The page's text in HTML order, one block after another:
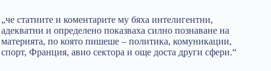
„че статиите и коментарите му бяха интелигентни,
адекватни и определено показваха силно познаване на
материята, по която пишеше – политика, комуникации,
спорт, Франция, авио сектора и още доста други сфери.“